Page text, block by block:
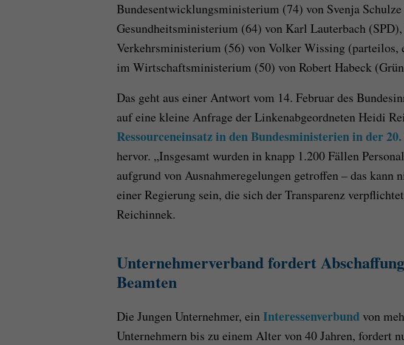
Bundesentwicklungsministerium (74) von Svenja
Gesundheitsministerium (64) von Karl Lauterbach
Verkehrsministerium (56) von Volker Wissing (parteilos,
im Wirtschaftsministerium (50) von Robert Habeck
Das geht aus einer Antwort vom 14. Februar des
auf eine kleine Anfrage der Linkenabgeordneten Heidi
Ressourceneinsatz in den Bundesministerien in der
hervor. „Insgesamt wurden in knapp 1.200 Fällen
aufgrund von Ausnahmeregelungen getroffen – das kann
einer Regierung sein, die sich der Transparenz
Reichinnek.
Unternehmerverband fordert
Beamten
Die Jungen Unternehmer, einInteressenverbundvon
Unternehmern bis zu einem Alter von 40 Jahren, fordert